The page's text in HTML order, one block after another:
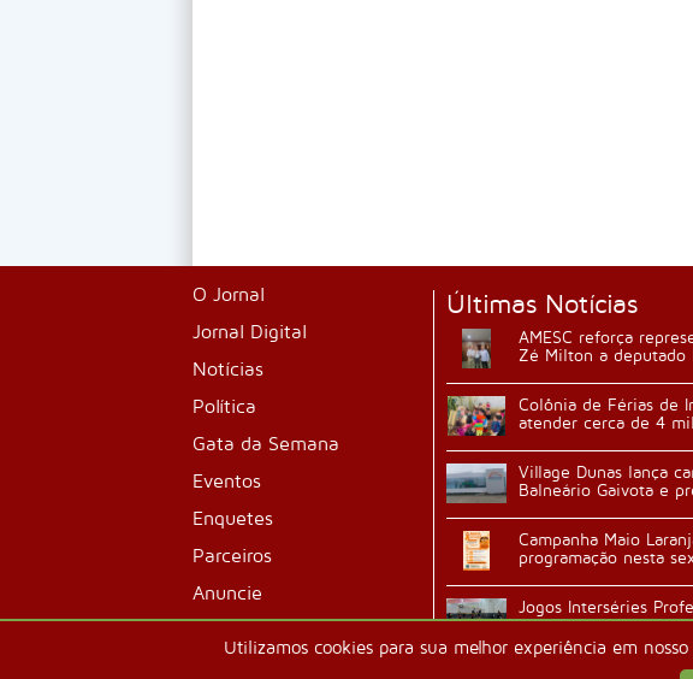
Utilizamos cookies para sua melhor experiência em
O Jornal
Jornal Digital
Notícias
Política
Gata da Semana
Eventos
Enquetes
Parceiros
Anuncie
Últimas Notícias
AMESC reforça
Zé Milton a deputado
Colônia de Férias de
atender cerca de 4
Village Dunas lança
Balneário Gaivota e
Campanha Maio
programação nesta
Jogos Interséries
abertura durante